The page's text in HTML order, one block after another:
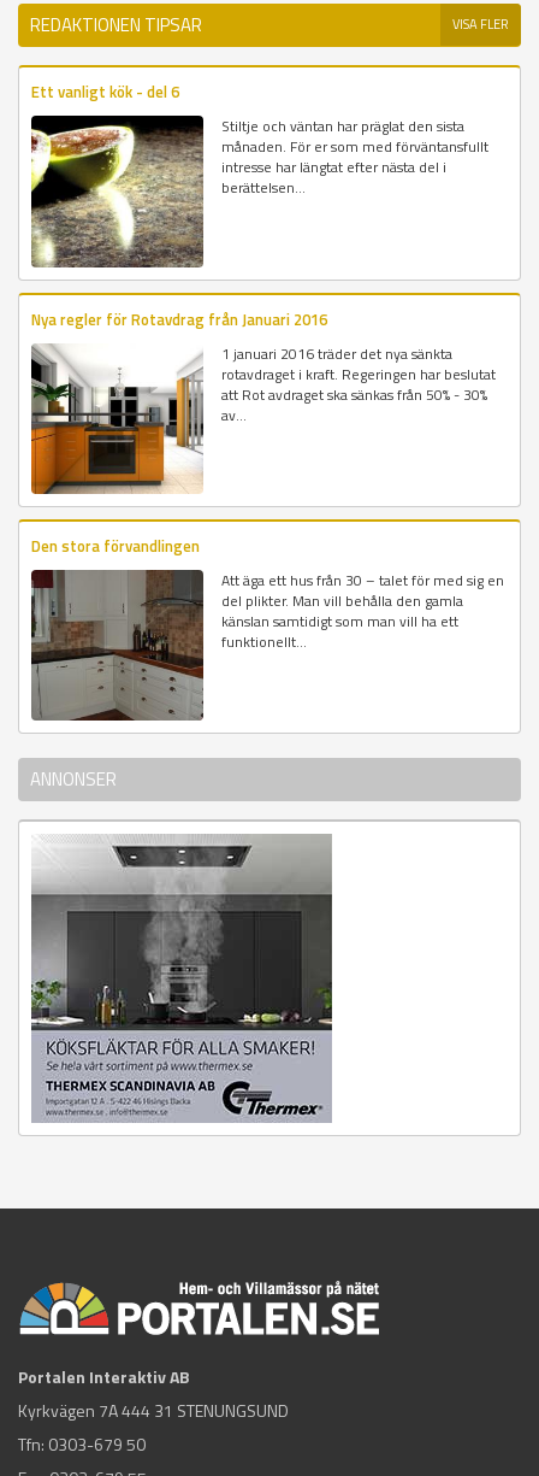
REDAKTIONEN TIPSAR VISA FLER
Ett vanligt kök - del 6
Stiltje och väntan har präglat den sista
månaden. För er som med förväntansfullt
intresse har längtat efter nästa del i
berättelsen...
Nya regler för Rotavdrag från Januari 2016
1 januari 2016 träder det nya sänkta
rotavdraget i kraft. Regeringen har beslutat
att Rot avdraget ska sänkas från 50% - 30%
av...
Den stora förvandlingen
Att äga ett hus från 30 – talet för med sig en
del plikter. Man vill behålla den gamla
känslan samtidigt som man vill ha ett
funktionellt...
ANNONSER
Portalen Interaktiv AB
Kyrkvägen 7A 444 31 STENUNGSUND
Tfn: 0303-679 50